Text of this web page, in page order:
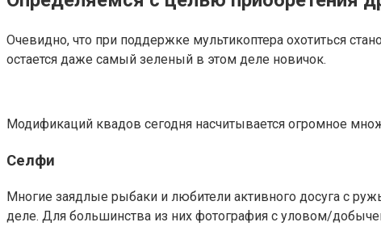
Очевидно, что при поддержке мультикоптера охотиться
остается даже самый зеленый в этом деле новичок.
Модификаций квадов сегодня насчитывается огромное
Селфи
Многие заядлые рыбаки и любители активного досуга с
деле. Для большинства из них фотография с уловом/